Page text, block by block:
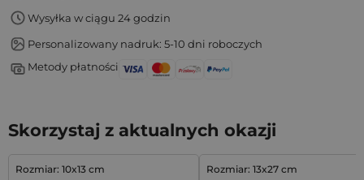
Wysyłka w ciągu 24 godzin
Personalizowany nadruk: 5-10 dni roboczych
Metody płatności
Skorzystaj z aktualnych okazji
Rozmiar: 10x13 cm
Rozmiar: 13x27 cm